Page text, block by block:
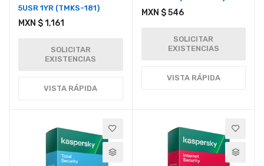
5USR 1YR (TMKS-181)
MXN $ 1,161
SOLICITAR
EXISTENCIAS
VISTA RÁPIDA
MXN $ 546
SOLICITAR
EXISTENCIAS
VISTA RÁPIDA